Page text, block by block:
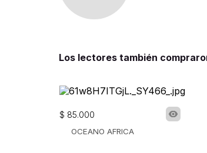
Los lectores también
$ 85.000
OCEANO AFRICA